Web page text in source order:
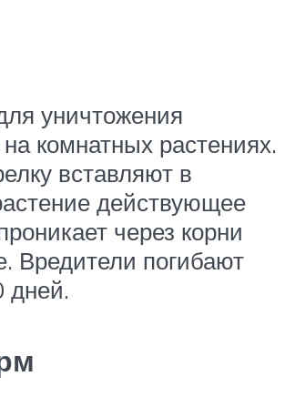
уничтожения
комнатных растениях.
вставляют в
действующее
через корни
Вредители погибают
дней.